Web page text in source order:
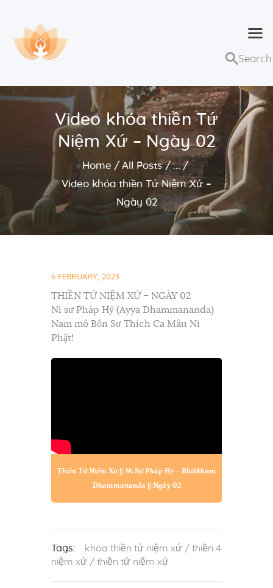
Video khóa thiền Tứ
Niệm Xứ – Ngày 02
Home All Posts
...
Video khóa thiền Tứ Niệm Xứ –
Ngày 02
Trang chủ
Bài giảng
Lớp học và sự kiện
Về Dhammaduta
6 FEBRUARY, 2023
THIỀN TỨ NIỆM XỨ – NGÀY 02
Ni sư Pháp Hỷ (Ayya Dhammananda)
Nam mô Bổn Sư Thích Ca Mâu Ni
Phật!
Thiền Tứ Niệm Xứ || Ni Sư Pháp Hỷ – Bhikkhuni
Dhammananda || Ngày 02
Tags: khóa thiền tứ niệm xứ/ thiền 4
niệm xứ / thiền tứ niệm xứ